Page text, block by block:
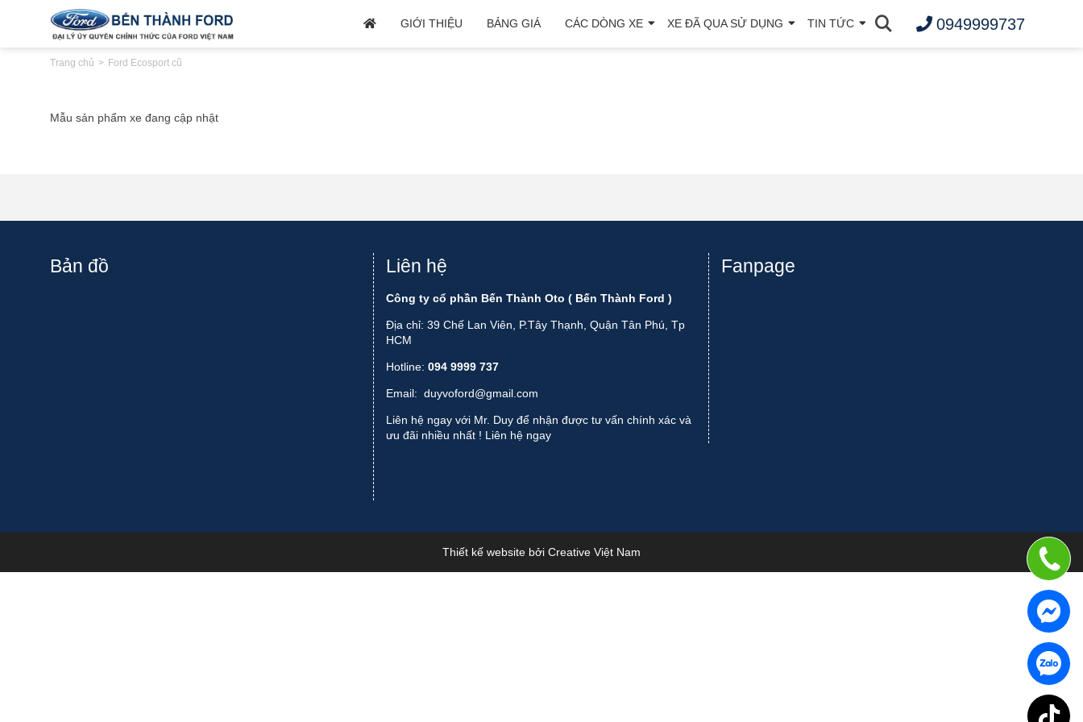
GIỚI THIỆU BẢNG GIÁ CÁC DÒNG XE XE ĐÃ QUA SỬ DỤNG TIN TỨC 0949999737
Trang chủ Ford Ecosport cũ
Mẫu sản phẩm xe đang cập nhật
Bản đồ Liên hệ
Công ty cổ phần Bến Thành Oto ( Bến Thành Ford )
Địa chỉ: 39 Chế Lan Viên, P.Tây Thạnh, Quận Tân Phú, Tp
HCM
Hotline: 094 9999 737
Email: duyvoford@gmail.com
Liên hệ ngay với Mr. Duy để nhận được tư vấn chính xác và
ưu đãi nhiều nhất ! Liên hệ ngay
Fanpage
Thiết kế website bởi Creative Việt Nam